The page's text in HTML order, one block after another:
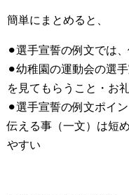
簡単にまとめると、
⚫︎選手宣誓の例文では
⚫︎幼稚園の運動会の選
を見てもらうこと・お
⚫︎選手宣誓の例文ポイ
伝える事（一文）は短
やすい